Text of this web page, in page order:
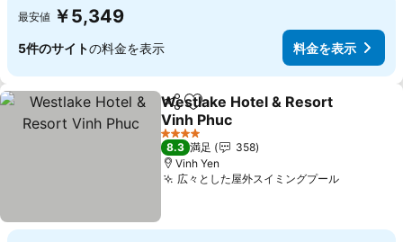
最安値 ￥5,349
5件のサイトの料金を表示 料金を表示
シェアお気に入りに追加
Westlake Hotel & Resort
Vinh Phuc
料金を表示
4 ホテルのランク
8.3 満足
358
Vinh Yen
広々とした屋外スイミングプール料金を表